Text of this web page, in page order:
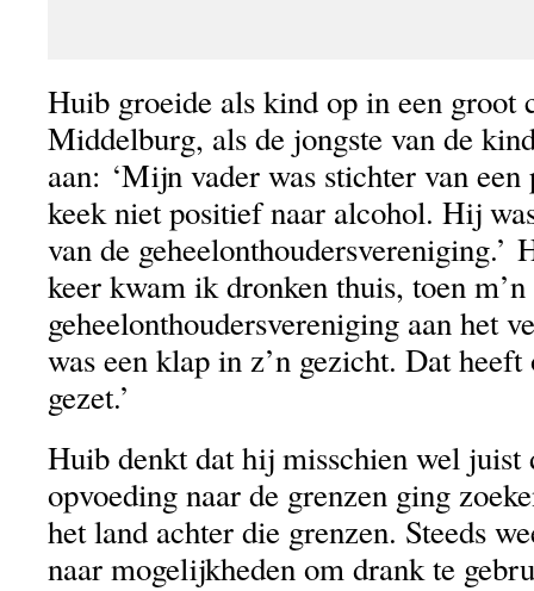
Huib groeide als kind op in een
Middelburg, als de jongste van de
aan: ‘Mijn vader was stichter van
keek niet positief naar alcohol. Hij
van de geheelonthoudersvereniging.’
keer kwam ik dronken thuis, toen
geheelonthoudersvereniging aan het
was een klap in z’n gezicht. Dat
gezet.’
Huib denkt dat hij misschien wel juist
opvoeding naar de grenzen ging
het land achter die grenzen. Steeds
naar mogelijkheden om drank te